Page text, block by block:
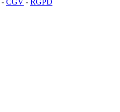
- CGV - RGPD